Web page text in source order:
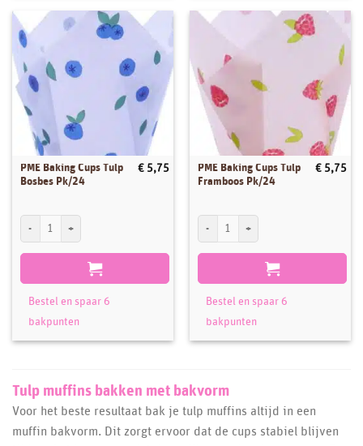
PME Baking Cups Tulp
Bosbes Pk/24
€ 5,75
PME Baking Cups Tulp Bosbes Pk/24 aantal
Bestel en spaar 6
bakpunten
PME Baking Cups Tulp
Framboos Pk/24
€ 5,75
PME Baking Cups Tulp Framboos Pk/24
Bestel en spaar 6
bakpunten
Tulp muffins bakken met bakvorm
Voor het beste resultaat bak je tulp muffins altijd in een
muffin bakvorm. Dit zorgt ervoor dat de cups stabiel blijven